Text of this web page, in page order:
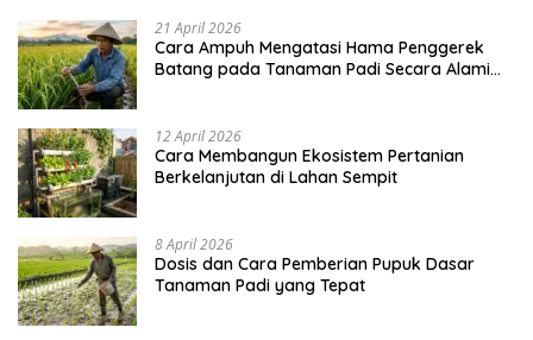
21 April 2026
Cara Ampuh Mengatasi Hama Penggerek
Batang pada Tanaman Padi Secara Alami
12 April 2026
Cara Membangun Ekosistem Pertanian
Berkelanjutan di Lahan Sempit
8 April 2026
Dosis dan Cara Pemberian Pupuk Dasar
Tanaman Padi yang Tepat